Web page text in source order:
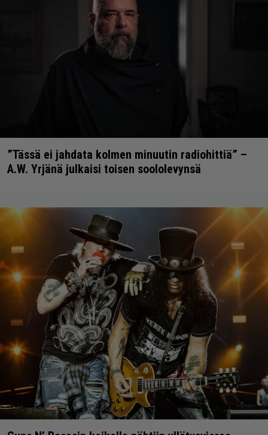
”Tässä ei jahdata kolmen minuutin radiohittiä” –
A.W. Yrjänä julkaisi toisen soololevynsä